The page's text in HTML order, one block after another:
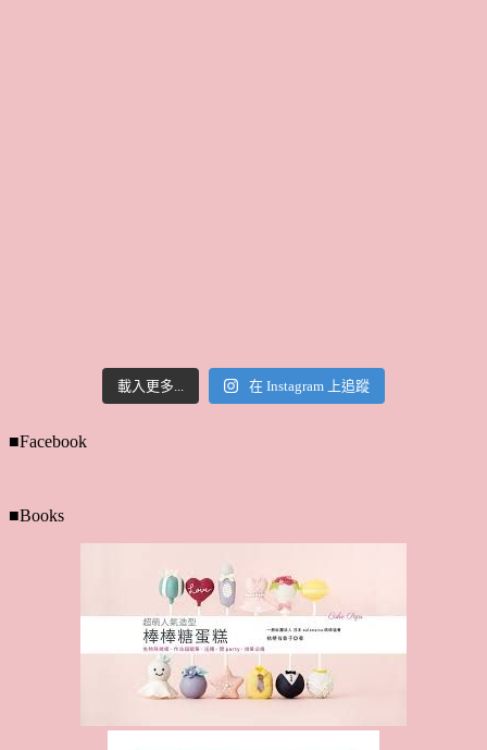
載入更多... 在 Instagram 上追蹤
■Facebook
■Books